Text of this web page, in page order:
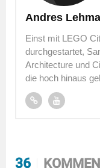
Andres
Einst mit LEGO
durchgestartet,
Architecture und
die hoch hinaus
36